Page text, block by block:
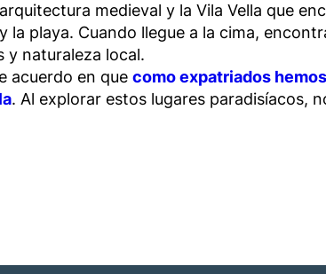
medieval y la Vila Vella que
playa. Cuando llegue a la cima,
y naturaleza local.
acuerdo en que como expatriados
. Al explorar estos lugares paradisíacos,